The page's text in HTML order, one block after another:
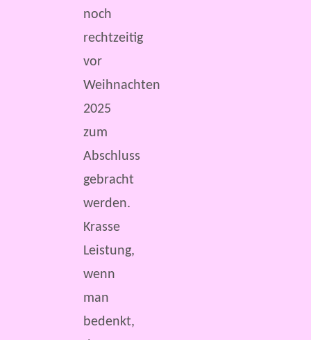
noch
rechtzeitig
vor
Weihnachten
2025
zum
Abschluss
gebracht
werden.
Krasse
Leistung,
wenn
man
bedenkt,